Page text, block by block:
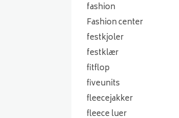
fashion
Fashion center
festkjoler
festklær
fitflop
fiveunits
fleecejakker
fleece luer